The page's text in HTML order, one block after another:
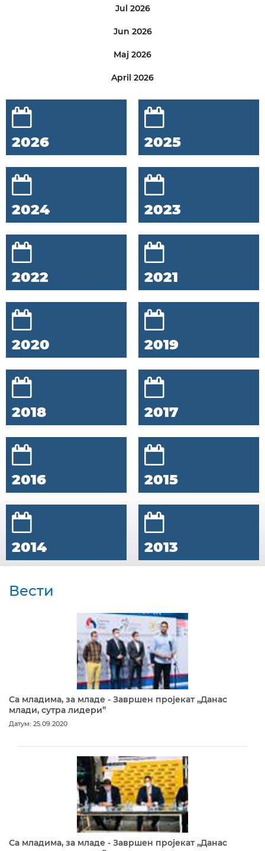
Jul 2026
Jun 2026
Maj 2026
April 2026
2026 2025
2024 2023
2022 2021
2020 2019
2018 2017
2016 2015
2014 2013
Вести
Са младима, за младе - Завршен пројекат „Данас
млади, сутра лидери”
Датум: 25.09.2020
Са младима, за младе - Завршен пројекат „Данас